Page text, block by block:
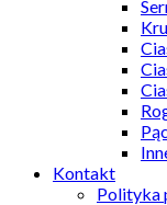
Kontakt
Polityka